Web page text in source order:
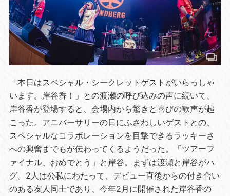
「本日はスペシャル・シークレットゲストがいらっしゃ
います。岸谷香！」との渡瀬の呼び込みの声に続いて、
岸谷香が登場すると、会場内から驚きと喜びの歓声が起
こった。アニバーサリーの日にふさわしいゲストとの、
スペシャルなコラボレーションを目撃できるラッキーさ
への興奮までもが伝わってくるようだった。「ツアーフ
ァイナル、おめでとう」と岸谷。まずは渡瀬と岸谷がハ
グ。2人は公私にわたって、デビュー直後からの付き合い
のある友人同士であり、今年2月に開催された岸谷香の